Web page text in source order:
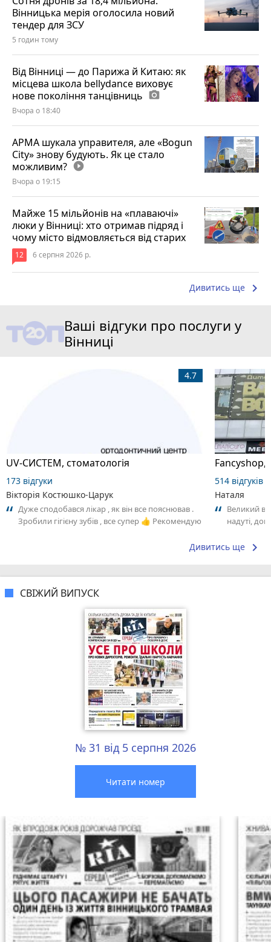
Вінницька мерія оголосила новий
тендер для ЗСУ
5 годин тому
Від Вінниці — до Парижа й Китаю: як
місцева школа bellydance виховує
нове покоління танцівниць photo_camera
Вчора о 18:40
АРМА шукала управителя, але «Bogun
City» знову будують. Як це стало
можливим? play_circle_filled
Вчора о 19:15
Майже 15 мільйонів на «плаваючі»
люки у Вінниці: хто отримав підряд і
чому місто відмовляється від старих
12 6 серпня 2026 р.
Дивитись ще keyboard_arrow_right
Ваші відгуки про послуги у
Вінниці
UV-СИСТЕМ, стоматологія
4.7
173 відгуки
Вікторія Костюшко-Царук
Дуже сподобався лікар , як він все пояснював .
Зробили гігієну зубів , все супер 👍 Рекомендую
514 відгуків
Наталя
Великий
надуті,
Дивитись ще keyboard_arrow_right
СВІЖИЙ ВИПУСК
№ 31 від 5 серпня 2026
Читати номер